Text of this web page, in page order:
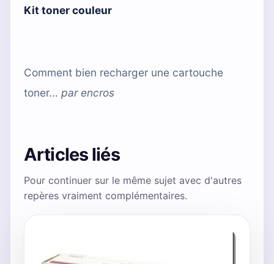
Kit toner couleur
Comment bien recharger une cartouche
toner... parencros
Articles liés
Pour continuer sur le même sujet avec d'autres
repères vraiment complémentaires.